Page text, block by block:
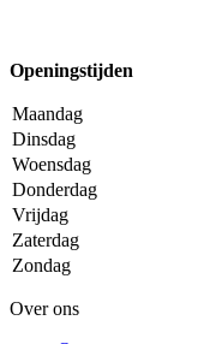
Openingstijden
Maandag
Dinsdag
Woensdag
Donderdag
Vrijdag
Zaterdag
Zondag
Over ons